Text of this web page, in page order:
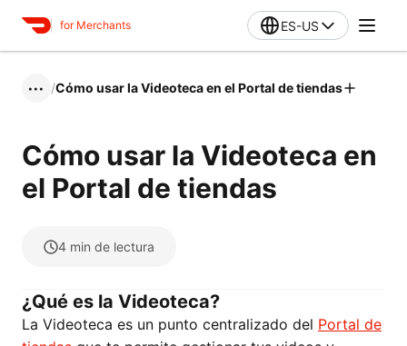
for Merchants ES-US
••• /Cómo usar la Videoteca en el Portal de tiendas
Cómo usar la Videoteca en
el Portal de tiendas
4 min de lectura
¿Qué es la Videoteca?
La Videoteca es un punto centralizado del Portal de